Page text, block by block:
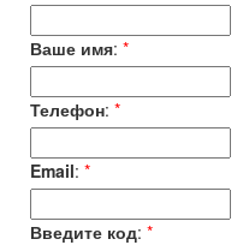
Ваше имя: *
Телефон: *
Email: *
Введите код: *